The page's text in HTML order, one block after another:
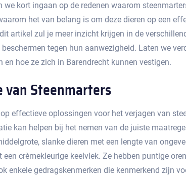
we kort ingaan op de redenen waarom
het van belang is om deze dieren op een
artikel zul je meer inzicht krijgen in de
tegen hun aanwezigheid.​ Laten we
en hoe ze zich in Barendrecht kunnen vestigen.​
Steenmarters
effectieve oplossingen voor het verjagen van
kan helpen bij het nemen van de juiste
slanke dieren met een lengte van
een crèmekleurige keelvlek.​ Ze hebben puntige
enkele gedragskenmerken die kenmerkend zijn